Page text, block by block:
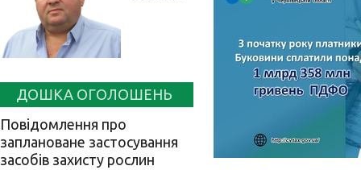
ДОШКА ОГОЛОШЕНЬ
Повідомлення про
заплановане застосування
засобів захисту рослин